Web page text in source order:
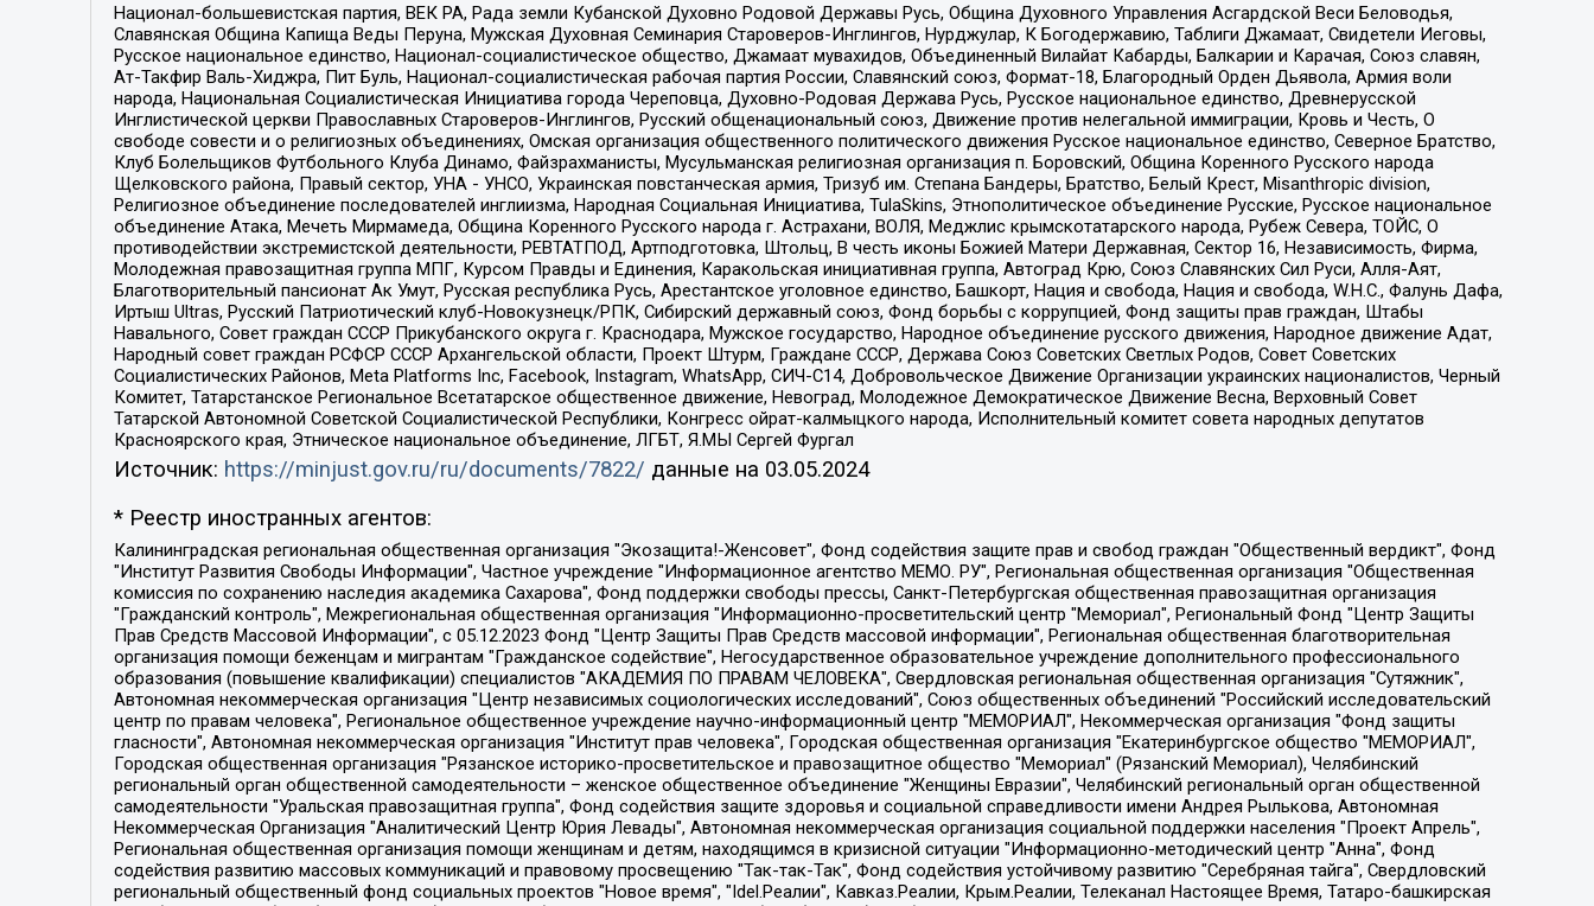
Национал-большевистская партия, ВЕК РА, Рада земли Кубанской Духовно Родовой Державы Русь, Община Духовного Управления Асгардской Веси Беловодья,
Славянская Община Капища Веды Перуна, Мужская Духовная Семинария Староверов-Инглингов, Нурджулар, К Богодержавию, Таблиги Джамаат, Свидетели Иеговы,
Русское национальное единство, Национал-социалистическое общество, Джамаат мувахидов, Объединенный Вилайат Кабарды, Балкарии и Карачая, Союз славян,
Ат-Такфир Валь-Хиджра, Пит Буль, Национал-социалистическая рабочая партия России, Славянский союз, Формат-18, Благородный Орден Дьявола, Армия воли
народа, Национальная Социалистическая Инициатива города Череповца, Духовно-Родовая Держава Русь, Русское национальное единство, Древнерусской
Инглистической церкви Православных Староверов-Инглингов, Русский общенациональный союз, Движение против нелегальной иммиграции, Кровь и Честь, О
свободе совести и о религиозных объединениях, Омская организация общественного политического движения Русское национальное единство, Северное Братство,
Клуб Болельщиков Футбольного Клуба Динамо, Файзрахманисты, Мусульманская религиозная организация п. Боровский, Община Коренного Русского народа
Щелковского района, Правый сектор, УНА - УНСО, Украинская повстанческая армия, Тризуб им. Степана Бандеры, Братство, Белый Крест, Misanthropic division,
Религиозное объединение последователей инглиизма, Народная Социальная Инициатива, TulaSkins, Этнополитическое объединение Русские, Русское национальное
объединение Атака, Мечеть Мирмамеда, Община Коренного Русского народа г. Астрахани, ВОЛЯ, Меджлис крымскотатарского народа, Рубеж Севера, ТОЙС, О
противодействии экстремистской деятельности, РЕВТАТПОД, Артподготовка, Штольц, В честь иконы Божией Матери Державная, Сектор 16, Независимость, Фирма,
Молодежная правозащитная группа МПГ, Курсом Правды и Единения, Каракольская инициативная группа, Автоград Крю, Союз Славянских Сил Руси, Алля-Аят,
Благотворительный пансионат Ак Умут, Русская республика Русь, Арестантское уголовное единство, Башкорт, Нация и свобода, Нация и свобода, W.H.С., Фалунь Дафа,
Иртыш Ultras, Русский Патриотический клуб-Новокузнецк/РПК, Сибирский державный союз, Фонд борьбы с коррупцией, Фонд защиты прав граждан, Штабы
Навального, Совет граждан СССР Прикубанского округа г. Краснодара, Мужское государство, Народное объединение русского движения, Народное движение Адат,
Народный совет граждан РСФСР СССР Архангельской области, Проект Штурм, Граждане СССР, Держава Союз Советских Светлых Родов, Совет Советских
Социалистических Районов, Meta Platforms Inc, Facebook, Instagram, WhatsApp, СИЧ-С14, Добровольческое Движение Организации украинских националистов, Черный
Комитет, Татарстанское Региональное Всетатарское общественное движение, Невоград, Молодежное Демократическое Движение Весна, Верховный Совет
Татарской Автономной Советской Социалистической Республики, Конгресс ойрат-калмыцкого народа, Исполнительный комитет совета народных депутатов
Красноярского края, Этническое национальное объединение, ЛГБТ, Я.МЫ Сергей Фургал
Источник: https://minjust.gov.ru/ru/documents/7822/ данные на 03.05.2024
* Реестр иностранных агентов:
Калининградская региональная общественная организация "Экозащита!-Женсовет", Фонд содействия защите прав и свобод граждан "Общественный вердикт", Фонд "Институт Развития Свободы Информации", Частное учреждение "Информационное агентство МЕМО. РУ", Региональная общественная организация "Общественная комиссия по сохранению наследия академика Сахарова", Фонд поддержки свободы прессы, Санкт-Петербургская общественная правозащитная организация "Гражданский контроль", Межрегиональная общественная организация "Информационно-просветительский центр "Мемориал", Региональный Фонд "Центр Защиты Прав Средств Массовой Информации", с 05.12.2023 Фонд "Центр Защиты Прав Средств массовой информации", Региональная общественная благотворительная организация помощи беженцам и мигрантам "Гражданское содействие", Негосударственное образовательное учреждение дополнительного профессионального образования (повышение квалификации) специалистов "АКАДЕМИЯ ПО ПРАВАМ ЧЕЛОВЕКА", Свердловская региональная общественная организация "Сутяжник", Автономная некоммерческая организация "Центр независимых социологических исследований", Союз общественных объединений "Российский исследовательский центр по правам человека", Региональное общественное учреждение научно-информационный центр "МЕМОРИАЛ", Некоммерческая организация "Фонд защиты гласности", Автономная некоммерческая организация "Институт прав человека", Городская общественная организация "Екатеринбургское общество "МЕМОРИАЛ", Городская общественная организация "Рязанское историко-просветительское и правозащитное общество "Мемориал" (Рязанский Мемориал), Челябинский региональный орган общественной самодеятельности – женское общественное объединение "Женщины Евразии", Челябинский региональный орган общественной самодеятельности "Уральская правозащитная группа", Фонд содействия защите здоровья и социальной справедливости имени Андрея Рылькова, Автономная Некоммерческая Организация "Аналитический Центр Юрия Левады", Автономная некоммерческая организация социальной поддержки населения "Проект Апрель", Региональная общественная организация помощи женщинам и детям, находящимся в кризисной ситуации "Информационно-методический центр "Анна", Фонд содействия развитию массовых коммуникаций и правовому просвещению "Так-так-Так", Фонд содействия устойчивому развитию "Серебряная тайга", Свердловский региональный общественный фонд социальных проектов "Новое время", "Idel.Реалии", Кавказ.Реалии, Крым.Реалии, Телеканал Настоящее Время, Татаро-башкирская служба Радио Свобода (Azatliq Radiosi), Радио Свободная Европа/Радио Свобода (PCE/PC), "Сибирь.Реалии", "Фактограф", Благотворительный фонд помощи осужденным и их семьям, Автономная некоммерческая организация "Институт глобализации и социальных движений", Фонд "В защиту прав заключенных", Частное учреждение "Центр поддержки и содействия развитию средств массовой информации", Пензенский региональный общественный благотворительный фонд "Гражданский союз", "Север.Реалии", Некоммерческая организация Фонд "Правовая инициатива", Общество с ограниченной ответственностью "Радио Свободная Европа/Радио Свобода", Чешское информационное агентство "MEDIUM-ORIENT", Красноярская региональная общественная организация "Мы против СПИДа", Камалягин Денис Николаевич, Маркелов Сергей Евгеньевич, Пономарев Лев Александрович, Савицкая Людмила Алексеевна, Автономная некоммерческая организация "Центр по работе с проблемой насилия "НАСИЛИЮ.НЕТ", Межрегиональный профессиональный союз работников здравоохранения "Альянс врачей", Юридическое лицо, зарегистрированное в Латвийской Республике, SIA "Medusa Project" (регистрационный номер 40103797863, дата регистрации 10.06.2014), Некоммерческая организация "Фонд по борьбе с коррупцией", Автономная некоммерческая организация "Институт права и публичной политики", Баданин Роман Сергеевич, Гликин Максим Александрович, Железнова Мария Михайловна, Лукьянова Юлия Сергеевна, Маетная Елизавета Витальевна, Маняхин Петр Борисович, Чуракова Ольга Владимировна, Ярош Юлия Петровна, Юридическое лицо "The Insider SIA", зарегистрированное в Риге, Латвийская Республика (дата регистрации 26.06.2015), являющееся администратором доменного имени интернет-издания "The Insider SIA", https://theins.ru, Постернак Алексей Евгеньевич, Рубин Михаил Аркадьевич, Анин Роман Александрович, Юридическое лицо Istories fonds, зарегистрированное в Латвийской Республике (регистрационный номер 50008295751, дата регистрации 24.02.2020), Великовский Дмитрий Александрович, Долинина Ирина Николаевна, Мароховская Алеся Алексеевна, Шлейнов Роман Юрьевич, Шмагун Олеся Валентиновна, Общество с ограниченной ответственностью "Альтаир 2021", Общество с ограниченной ответственностью "Вега 2021", Общество с ограниченной ответственностью "Главный редактор 2021", Общество с ограниченной ответственностью "Ромашки монолит", Важенков Артем Валерьевич, Ивановская областная общественная организация "Центр гендерных исследований", Гурман Юрий Альбертович, Медиапроект "ОВД-Инфо", Егоров Владимир Владимирович, Жилинский Владимир Александрович, Общество с ограниченной ответственностью "ЗП", Иванова София Юрьевна, Карезина Инна Павловна, Кильтау Екатерина Викторовна, Петров Алексей Викторович, Пискунов Сергей Евгеньевич, Смирнов Сергей Сергеевич, Тихонов Михаил Сергеевич, Общество с ограниченной ответственностью "ЖУРНАЛИСТ-ИНОСТРАННЫЙ АГЕНТ", Арапова Галина Юрьевна, Вольтская Татьяна Анатольевна, Американская компания "Mason G.E.S. Anonymous Foundation" (США), являющаяся владельцем интернет-издания https://mnews.world/, Компания "Stichting Bellingcat", зарегистрированная в Нидерландах (дата регистрации 11.07.2018), Захаров Андрей Вячеславович, Клепиковская Екатерина Дмитриевна, Общество с ограниченной ответственностью "МЕМО", Перл Роман Александрович, Симонов Евгений Алексеевич, Соловьева Елена Анатольевна, Сотников Даниил Владимирович, Сурначева Елизавета Дмитриевна, Автономная некоммерческая организация по защите прав человека и информированию населения "Якутия – Наше Мнение", Общество с ограниченной ответственностью "Москоу диджитал медиа", с 26.01.2023 Общество с ограниченной ответственностью "Чайка Белые сады", Ветошкина Валерия Валерьевна, Заговора Максим Александрович, Межрегиональное общественное движение "Российская ЛГБТ - сеть", Оленичев Максим Владимирович, Павлов Иван Юрьевич, Скворцова Елена Сергеевна, Общество с ограниченной ответственностью "Как бы инагент", Кочетков Игорь Викторович, Общество с ограниченной ответственностью "Честные выборы", Еланчик Олег Александрович, Общество с ограниченной ответственностью "Нобелевский призыв", Гималова Регина Эмилевна, Григорьев Андрей Валерьевич, Григорьева Алина Александровна, Ассоциация по содействию защите прав призывников, альтернативнослужащих и военнослужащих "Правозащитная группа "Гражданин.Армия.Право", Хисамова Регина Фаритовна, Автономная некоммерческая организация по реализации социально-правовых программ "Лилит", Дальневосточное общественное движение "Маяк", Санкт-Петербургская ЛГБТ-инициативная группа "Выход", Инициативная группа ЛГБТ+ "Реверс", Алексеев Андрей Викторович, Бекбулатова Таисия Львовна, Беляев Иван Михайлович, Владыкина Елена Сергеевна, Гельман Марат Александрович, Никульшина Вероника Юрьевна, Толоконникова Надежда Андреевна, Шендерович Виктор Анатольевич, Общество с ограниченной ответственностью "Данное сообщение", Общество с ограниченной ответственностью Издательский дом "Новая глава", Айнбиндер Александра Александровна, Московский комьюнити-центр для ЛГБТ+инициатив, Благотворительный фонд развития филантропии, Deutsche Welle (Германия, Kurt-Schumacher-Strasse 3, 53113 Bonn), Борзунова Мария Михайловна, Воробьев Виктор Викторович, Голубева Анна Львовна, Константинова Алла Михайловна, Малкова Ирина Владимировна, Мурадов Мурад Абдулгалимович, Осетинская Елизавета Николаевна, Понасенков Евгений Николаевич, Ганапольский Матвей Юрьевич, Киселев Евгений Алексеевич, Борухович Ирина Григорьевна, Дремин Иван Тимофеевич, Дубровский Дмитрий Викторович, Красноярская региональная общественная организация поддержки и развития альтернативных образовательных технологий и межкультурных коммуникаций "ИНТЕРРА", Маяковская Екатерина Алексеевна, Фейгин Марк Захарович, Филимонов Андрей Викторович, Дзугкоева Регина Николаевна, Доброхотов Роман Александрович, Дудь Юрий Александрович, Елкин Сергей Владимирович, Кругликов Кирилл Игоревич, Сабунаева Мария Леонидовна, Семенов Алексей Владимирович, Шаинян Карен Багратович, Шульман Екатерина Михайловна, Асафьев Артур Валерьевич, Вахштайн Виктор Семенович, Венедиктов Алексей Алексеевич, Лушникова Екатерина Евгеньевна, Волков Леонид Михайлович, Невзоров Александр Глебович, Пархоменко Сергей Борисович, Сироткин Ярослав Николаевич, Кара-Мурза Владимир Владимирович, Баранова Наталья Владимировна, Гозман Леонид Яковлевич, Кагарлицкий Борис Юльевич, Климарев Михаил Валерьевич, Милов Владимир Станиславович, Автономная некоммерческая организация Краснодарский центр современного искусства "Типография", Моргенштерн Алишер Тагирович, Соболь Любовь Эдуардовна, Общество с ограниченной ответственностью "ЛИЗА НОРМ", Каспаров Гарри Кимович, Ходорковский Михаил Борисович, Общество с ограниченной ответственностью "Апрельские тезисы", Данилович Ирина Брониславовна, Кашин Олег Владимирович, Петров Николай Владимирович, Пивоваров Алексей Владимирович, Соколов Михаил Владимирович, Цветкова Юлия Владимировна, Чичваркин Евгений Александрович, Комитет против пыток/Команда против пыток, Общество с ограниченной ответственностью "Первый научный", Общество с ограниченной ответственностью "Вертолет и ко", Белоцерковская Вероника Борисовна, Кац Максим Евгеньевич, Лазарева Татьяна Юрьевна, Шаведдинов Руслан Табризович, Яшин Илья Валерьевич, Общество с ограниченной ответственностью "Иноагент ААВ", Алешковский Дмитрий Петрович, Альбац Евгения Марковна, Быков Дмитрий Львович, Галямина Юлия Евгеньевна, Лойко Сергей Леонидович, Мартынов Кирилл Константинович, Медведев Сергей Александрович, Крашенинников Федор Геннадиевич, Гордеева Катерина Вл